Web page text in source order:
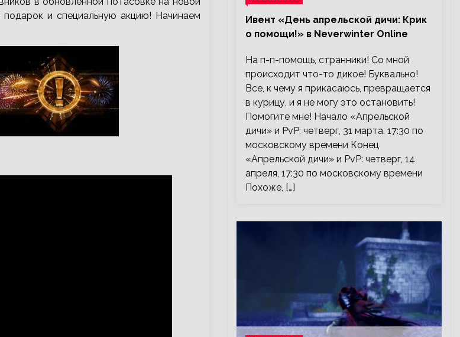
и специальную акцию! Начинаем
Ивент «День апрельской дичи: Крик
о помощи!» в Neverwinter Online
На п-п-помощь, странники! Со мной
происходит что-то дикое! Буквально!
Все, к чему я прикасаюсь, превращается
в курицу, и я не могу это остановить!
Помогите мне! Начало «Апрельской
дичи» и PvP: четверг, 31 марта, 17:30 по
московскому времени Конец
«Апрельской дичи» и PvP: четверг, 14
апреля, 17:30 по московскому времени
Похоже, […]